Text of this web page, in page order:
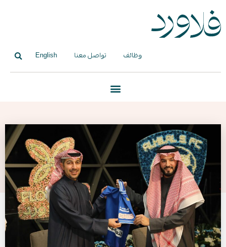
وظائف تواصل معنا English